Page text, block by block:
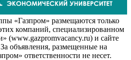
«Газпром» размещаются только
компаний, специализированном
(www.gazpromvacancy.ru) и сайте
объявления, размещенные на
ответственности не несет.